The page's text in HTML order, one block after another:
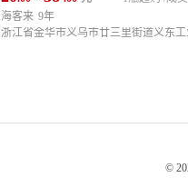
海客来 9年
©